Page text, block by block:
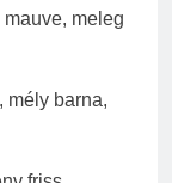
meleg
mély barna,